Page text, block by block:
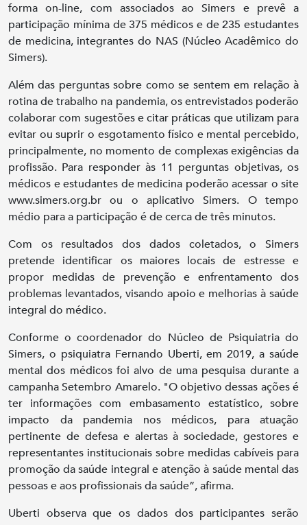
forma on-line, com associados ao Simers e prevê a
participação mínima de 375 médicos e de 235 estudantes
de medicina, integrantes do NAS (Núcleo Acadêmico do
Simers).
Além das perguntas sobre como se sentem em relação à
rotina de trabalho na pandemia, os entrevistados poderão
colaborar com sugestões e citar práticas que utilizam para
evitar ou suprir o esgotamento físico e mental percebido,
principalmente, no momento de complexas exigências da
profissão. Para responder às 11 perguntas objetivas, os
médicos e estudantes de medicina poderão acessar o site
www.simers.org.br ou o aplicativo Simers. O tempo
médio para a participação é de cerca de três minutos.
Com os resultados dos dados coletados, o Simers
pretende identificar os maiores locais de estresse e
propor medidas de prevenção e enfrentamento dos
problemas levantados, visando apoio e melhorias à saúde
integral do médico.
Conforme o coordenador do Núcleo de Psiquiatria do
Simers, o psiquiatra Fernando Uberti, em 2019, a saúde
mental dos médicos foi alvo de uma pesquisa durante a
campanha Setembro Amarelo. "O objetivo dessas ações é
ter informações com embasamento estatístico, sobre
impacto da pandemia nos médicos, para atuação
pertinente de defesa e alertas à sociedade, gestores e
representantes institucionais sobre medidas cabíveis para
promoção da saúde integral e atenção à saúde mental das
pessoas e aos profissionais da saúde”, afirma.
Uberti observa que os dados dos participantes serão